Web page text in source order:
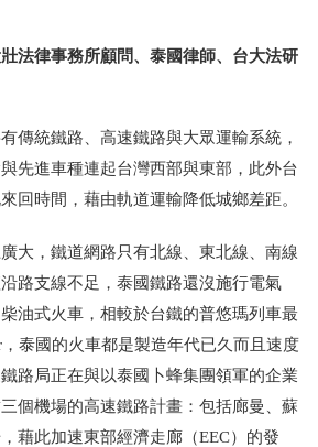
法律事務所顧問、泰國律師、台大法研
傳統鐵路、高速鐵路與大眾運輸系統，
先進車種連起台灣西部與東部，此外台
回時間，藉由軌道運輸降低城鄉差距。
大，鐵道網路只有北線、東北線、南線
路支線不足，泰國鐵路還沒施行電氣
油式火車，相較於台鐵的普悠瑪列車最
泰國的火車都是製造年代已久而且速度
路局正在與以泰國卜蜂集團領軍的企業
個機場的高速鐵路計畫：包括廊曼、蘇
藉此加速東部經濟走廊（EEC）的發